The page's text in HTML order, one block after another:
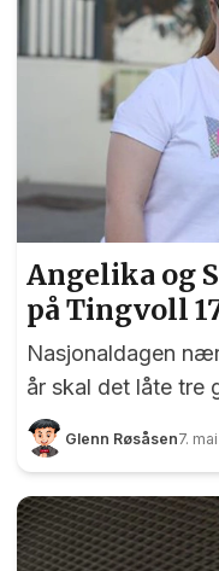
Angelika og
på Tingvoll
Nasjonaldagen
år skal det låte tre
Tingvoll. To av
tale til innbyggerne
vært på God
har 240 000
Glenn Røsåsen7.